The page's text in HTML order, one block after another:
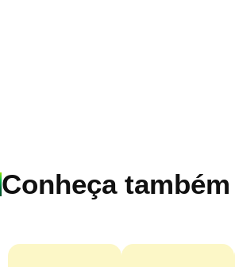
Conheça também